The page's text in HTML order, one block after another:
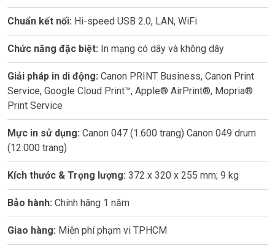
Chuẩn kết nối: Hi-speed USB 2.0, LAN, WiFi
Chức năng đặc biệt: In mạng có dây và không dây
Giải pháp in di động: Canon PRINT Business, Canon Print
Service, Google Cloud Print™, Apple® AirPrint®, Mopria®
Print Service
Mực in sử dụng: Canon 047 (1.600 trang) Canon 049 drum
(12.000 trang)
Kích thước & Trọng lượng: 372 x 320 x 255 mm; 9 kg
Bảo hành: Chính hãng 1 năm
Giao hàng: Miễn phí phạm vi TPHCM